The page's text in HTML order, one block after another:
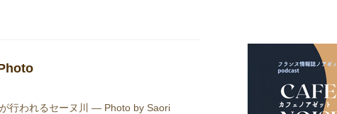
行われるセーヌ川 — Photo by Saori